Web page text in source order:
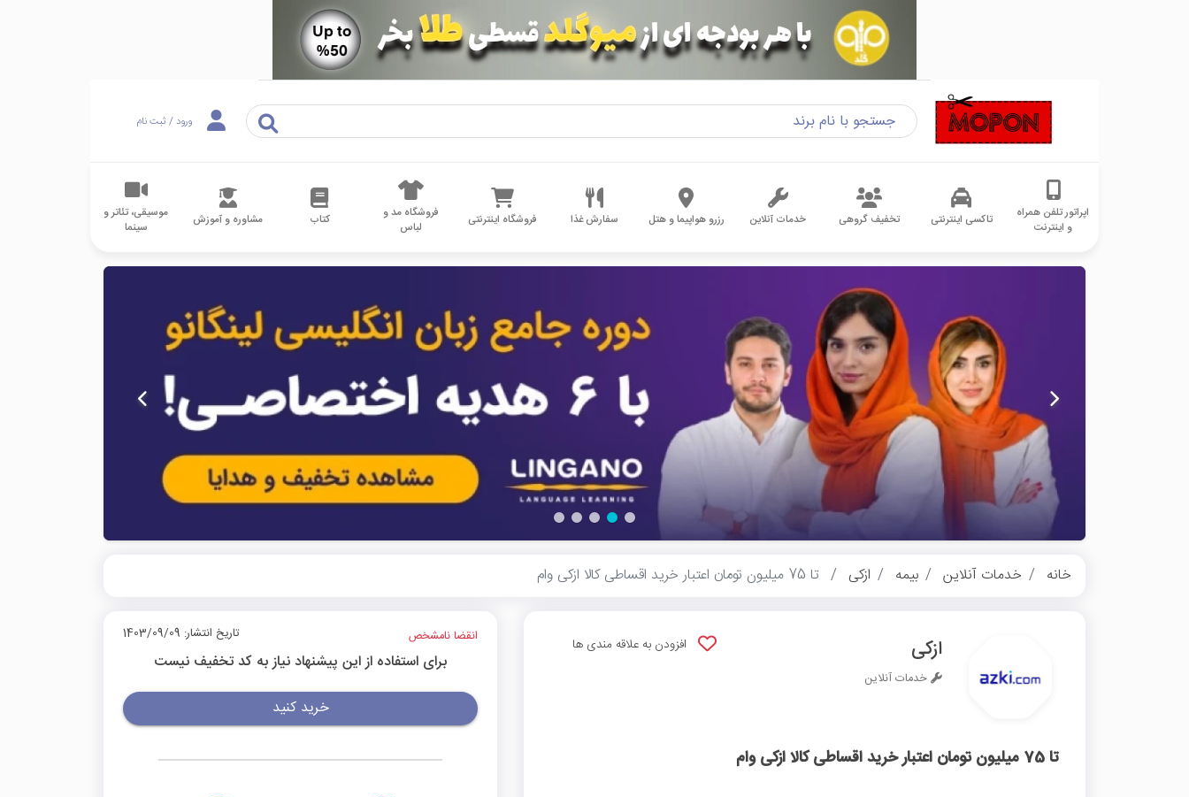
ورود / ثبت نام
اپراتور تلفن همراه
و اینترنت
تاکسی اینترنتی تخفیف گروهی خدمات آنلاین رزرو هواپیما و هتل سفارش غذا فروشگاه اینترنتی
فروشگاه مد و
لباس
کتاب مشاوره و آموزش
موسیقی، تئاتر و
سینما
خانه خدمات آنلاین بیمه ازکی تا 75 میلیون تومان اعتبار خرید اقساطی کالا ازکی وام
ازکی
خدمات آنلاین
افزودن به علاقه مندی ها
تا 75 میلیون تومان اعتبار خرید اقساطی کالا ازکی وام
انقضا نامشخص تاریخ انتشار: 1403/09/09
برای استفاده از این پیشنهاد نیاز به کد تخفیف نیست
خرید کنید